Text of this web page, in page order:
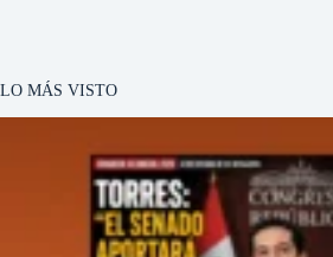
LO MÁS VISTO